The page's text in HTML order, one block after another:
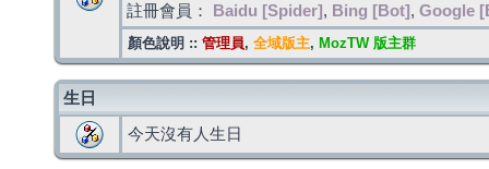
註冊會員： Baidu [Spider] , Bing [Bot] , Google
顏色說明 :: 管理員, 全域版主, MozTW 版主群
生日
今天沒有人生日